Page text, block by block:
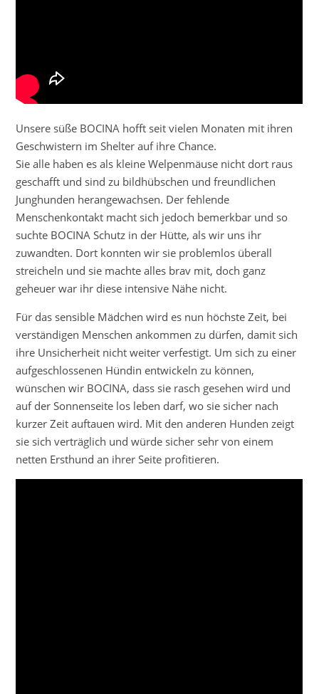
Unsere süße BOCINA hofft seit vielen Monaten mit ihren
Geschwistern im Shelter auf ihre Chance.
Sie alle haben es als kleine Welpenmäuse nicht dort raus
geschafft und sind zu bildhübschen und freundlichen
Junghunden herangewachsen. Der fehlende
Menschenkontakt macht sich jedoch bemerkbar und so
suchte BOCINA Schutz in der Hütte, als wir uns ihr
zuwandten. Dort konnten wir sie problemlos überall
streicheln und sie machte alles brav mit, doch ganz
geheuer war ihr diese intensive Nähe nicht.
Für das sensible Mädchen wird es nun höchste Zeit, bei
verständigen Menschen ankommen zu dürfen, damit sich
ihre Unsicherheit nicht weiter verfestigt. Um sich zu einer
aufgeschlossenen Hündin entwickeln zu können,
wünschen wir BOCINA, dass sie rasch gesehen wird und
auf der Sonnenseite los leben darf, wo sie sicher nach
kurzer Zeit auftauen wird. Mit den anderen Hunden zeigt
sie sich verträglich und würde sicher sehr von einem
netten Ersthund an ihrer Seite profitieren.